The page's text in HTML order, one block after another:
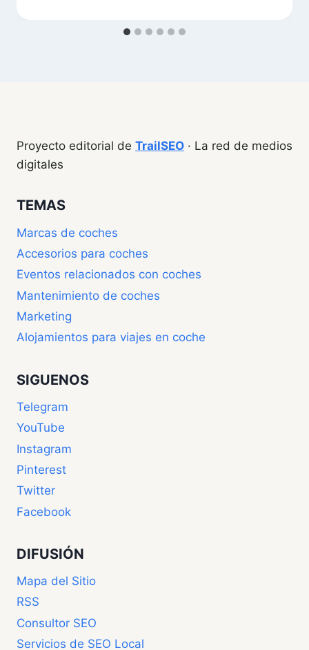
Proyecto editorial de TrailSEO · La red de medios
digitales
TEMAS
Marcas de coches
Accesorios para coches
Eventos relacionados con coches
Mantenimiento de coches
Marketing
Alojamientos para viajes en coche
SIGUENOS
Telegram
YouTube
Instagram
Pinterest
Twitter
Facebook
DIFUSIÓN
Mapa del Sitio
RSS
Consultor SEO
Servicios de SEO Local